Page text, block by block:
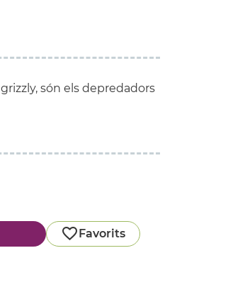
grizzly, són els depredadors
Favorits